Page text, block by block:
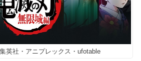
英社・アニプレックス・ufotable